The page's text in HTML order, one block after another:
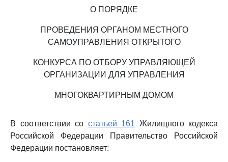
О ПОРЯДКЕ
ПРОВЕДЕНИЯ ОРГАНОМ МЕСТНОГО
САМОУПРАВЛЕНИЯ ОТКРЫТОГО
КОНКУРСА ПО ОТБОРУ УПРАВЛЯЮЩЕЙ
ОРГАНИЗАЦИИ ДЛЯ УПРАВЛЕНИЯ
МНОГОКВАРТИРНЫМ ДОМОМ
В соответствии со статьей 161 Жилищного кодекса
Российской Федерации Правительство Российской
Федерации постановляет: